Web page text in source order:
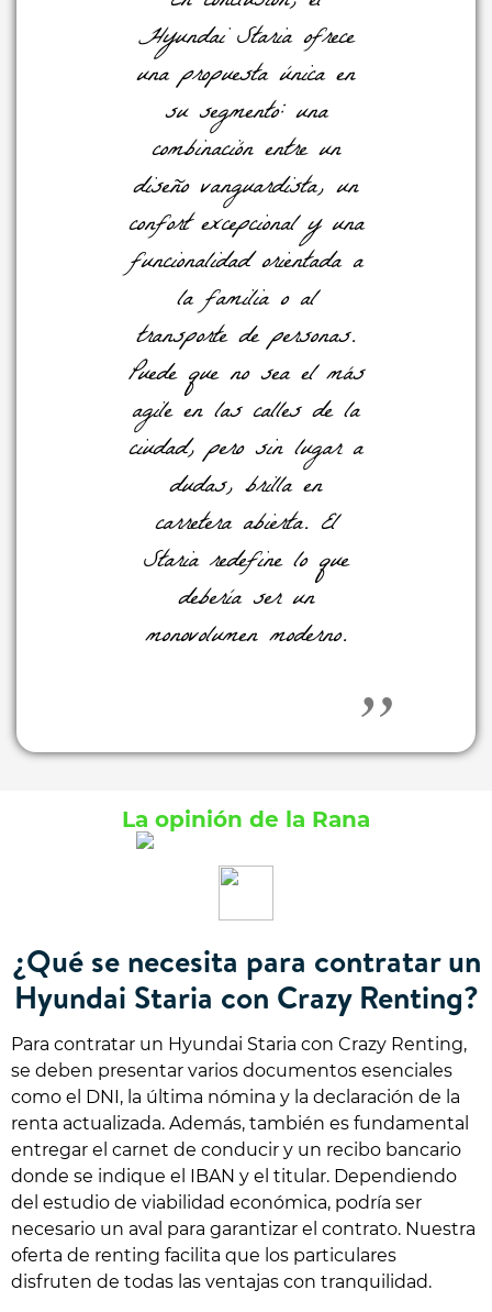
Hyundai Staria ofrece
una propuesta única en
su segmento: una
combinación entre un
diseño vanguardista, un
confort excepcional y una
funcionalidad orientada a
la familia o al
transporte de personas.
Puede que no sea el más
agile en las calles de la
ciudad, pero sin lugar a
dudas, brilla en
carretera abierta. El
Staria redefine lo que
debería ser un
monovolumen moderno.
La opinión de la Rana
¿Qué se necesita para contratar un
Hyundai Staria con Crazy Renting?
Para contratar un Hyundai Staria con Crazy Renting,
se deben presentar varios documentos esenciales
como el DNI, la última nómina y la declaración de la
renta actualizada. Además, también es fundamental
entregar el carnet de conducir y un recibo bancario
donde se indique el IBAN y el titular. Dependiendo
del estudio de viabilidad económica, podría ser
necesario un aval para garantizar el contrato. Nuestra
oferta de renting facilita que los particulares
disfruten de todas las ventajas con tranquilidad.